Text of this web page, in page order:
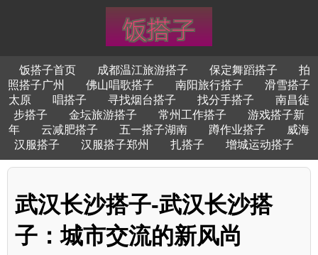
饭搭子首页 成都温江旅游搭子 保定舞蹈搭子
拍
照搭子广州
佛山唱歌搭子 南阳旅行搭子
滑雪搭子
太原
唱搭子 寻找烟台搭子 找分手搭子
南昌徒
步搭子
金坛旅游搭子 常州工作搭子
游戏搭子新
年
云减肥搭子 五一搭子湖南 蹲作业搭子
威海
汉服搭子
汉服搭子郑州 扎搭子 增城运动搭子
武汉长沙搭子-武汉长沙搭
子：城市交流的新风尚